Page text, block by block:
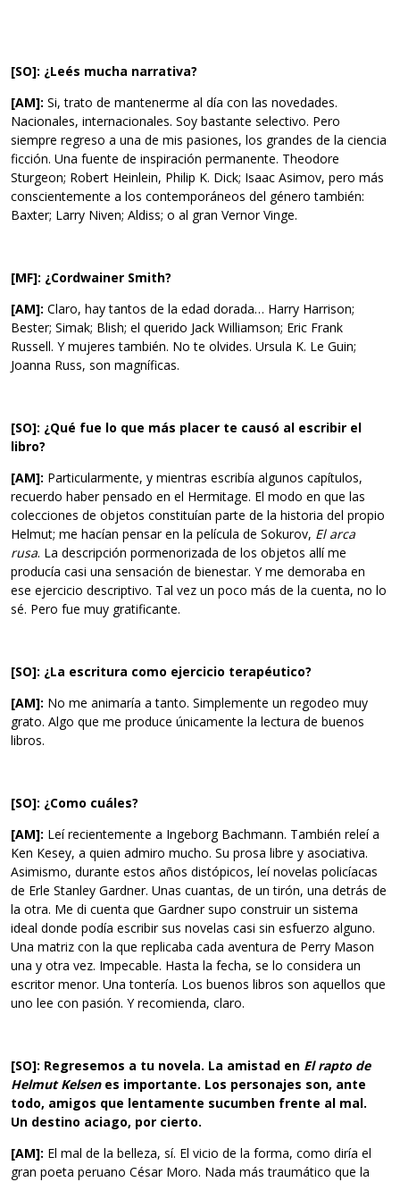
[SO]: ¿Leés mucha narrativa?
[AM]: Si, trato de mantenerme al día con las novedades.
Nacionales, internacionales. Soy bastante selectivo. Pero
siempre regreso a una de mis pasiones, los grandes de la ciencia
ficción. Una fuente de inspiración permanente. Theodore
Sturgeon; Robert Heinlein, Philip K. Dick; Isaac Asimov, pero más
conscientemente a los contemporáneos del género también:
Baxter; Larry Niven; Aldiss; o al gran Vernor Vinge.
[MF]: ¿Cordwainer Smith?
[AM]: Claro, hay tantos de la edad dorada… Harry Harrison;
Bester; Simak; Blish; el querido Jack Williamson; Eric Frank
Russell. Y mujeres también. No te olvides. Ursula K. Le Guin;
Joanna Russ, son magníficas.
[SO]: ¿Qué fue lo que más placer te causó al escribir el
libro?
[AM]: Particularmente, y mientras escribía algunos capítulos,
recuerdo haber pensado en el Hermitage. El modo en que las
colecciones de objetos constituían parte de la historia del propio
Helmut; me hacían pensar en la película de Sokurov, El arca
rusa. La descripción pormenorizada de los objetos allí me
producía casi una sensación de bienestar. Y me demoraba en
ese ejercicio descriptivo. Tal vez un poco más de la cuenta, no lo
sé. Pero fue muy gratificante.
[SO]: ¿La escritura como ejercicio terapéutico?
[AM]: No me animaría a tanto. Simplemente un regodeo muy
grato. Algo que me produce únicamente la lectura de buenos
libros.
[SO]: ¿Como cuáles?
[AM]: Leí recientemente a Ingeborg Bachmann. También releí a
Ken Kesey, a quien admiro mucho. Su prosa libre y asociativa.
Asimismo, durante estos años distópicos, leí novelas policíacas
de Erle Stanley Gardner. Unas cuantas, de un tirón, una detrás de
la otra. Me di cuenta que Gardner supo construir un sistema
ideal donde podía escribir sus novelas casi sin esfuerzo alguno.
Una matriz con la que replicaba cada aventura de Perry Mason
una y otra vez. Impecable. Hasta la fecha, se lo considera un
escritor menor. Una tontería. Los buenos libros son aquellos que
uno lee con pasión. Y recomienda, claro.
[SO]: Regresemos a tu novela. La amistad en El rapto de
Helmut Kelsenes importante. Los personajes son, ante
todo, amigos que lentamente sucumben frente al mal.
Un destino aciago, por cierto.
[AM]: El mal de la belleza, sí. El vicio de la forma, como diría el
gran poeta peruano César Moro. Nada más traumático que la